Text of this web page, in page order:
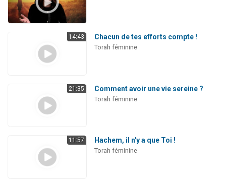
14:43 Chacun de tes efforts compte !
Torah féminine
21:35 Comment avoir une vie sereine ?
Torah féminine
11:57 Hachem, il n'y a que Toi !
Torah féminine